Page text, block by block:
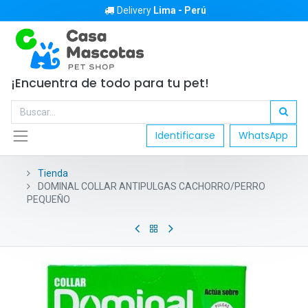
Delivery Lima - Perú
¡Encuentra de todo para tu pet!
Identificarse WhatsApp
Tienda
DOMINAL COLLAR ANTIPULGAS CACHORRO/PERRO
PEQUEÑO